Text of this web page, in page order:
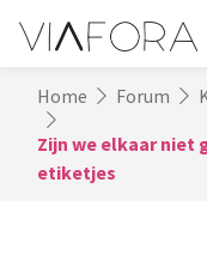
Home Forum
Zijn we elkaar niet
etiketjes